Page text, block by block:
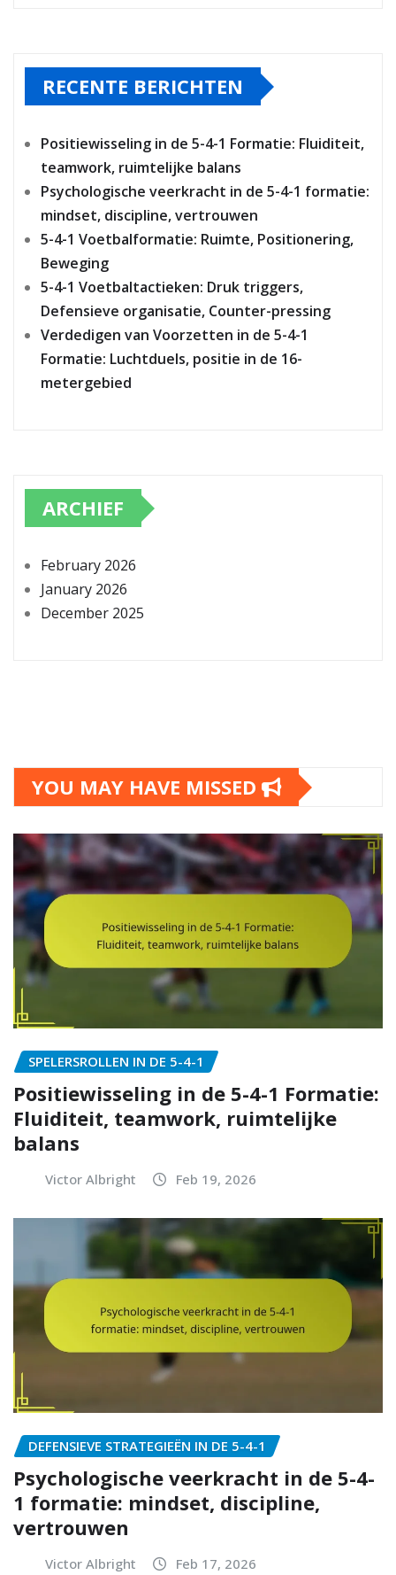
RECENTE BERICHTEN
Positiewisseling in de 5-4-1 Formatie: Fluiditeit,
teamwork, ruimtelijke balans
Psychologische veerkracht in de 5-4-1 formatie:
mindset, discipline, vertrouwen
5-4-1 Voetbalformatie: Ruimte, Positionering,
Beweging
5-4-1 Voetbaltactieken: Druk triggers,
Defensieve organisatie, Counter-pressing
Verdedigen van Voorzetten in de 5-4-1
Formatie: Luchtduels, positie in de 16-
metergebied
ARCHIEF
February 2026
January 2026
December 2025
YOU MAY HAVE MISSED
SPELERSROLLEN IN DE 5-4-1
Positiewisseling in de 5-4-1 Formatie:
Fluiditeit, teamwork, ruimtelijke
balans
Victor Albright Feb 19, 2026
DEFENSIEVE STRATEGIEËN IN DE 5-4-1
Psychologische veerkracht in de 5-4-
1 formatie: mindset, discipline,
vertrouwen
Victor Albright Feb 17, 2026